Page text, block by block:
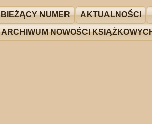
BIEŻĄCY NUMER AKTUALNOŚCI
ARCHIWUM NOWOŚCI